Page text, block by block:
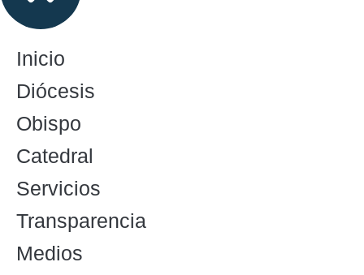
Inicio
Diócesis
Obispo
Catedral
Servicios
Transparencia
Medios